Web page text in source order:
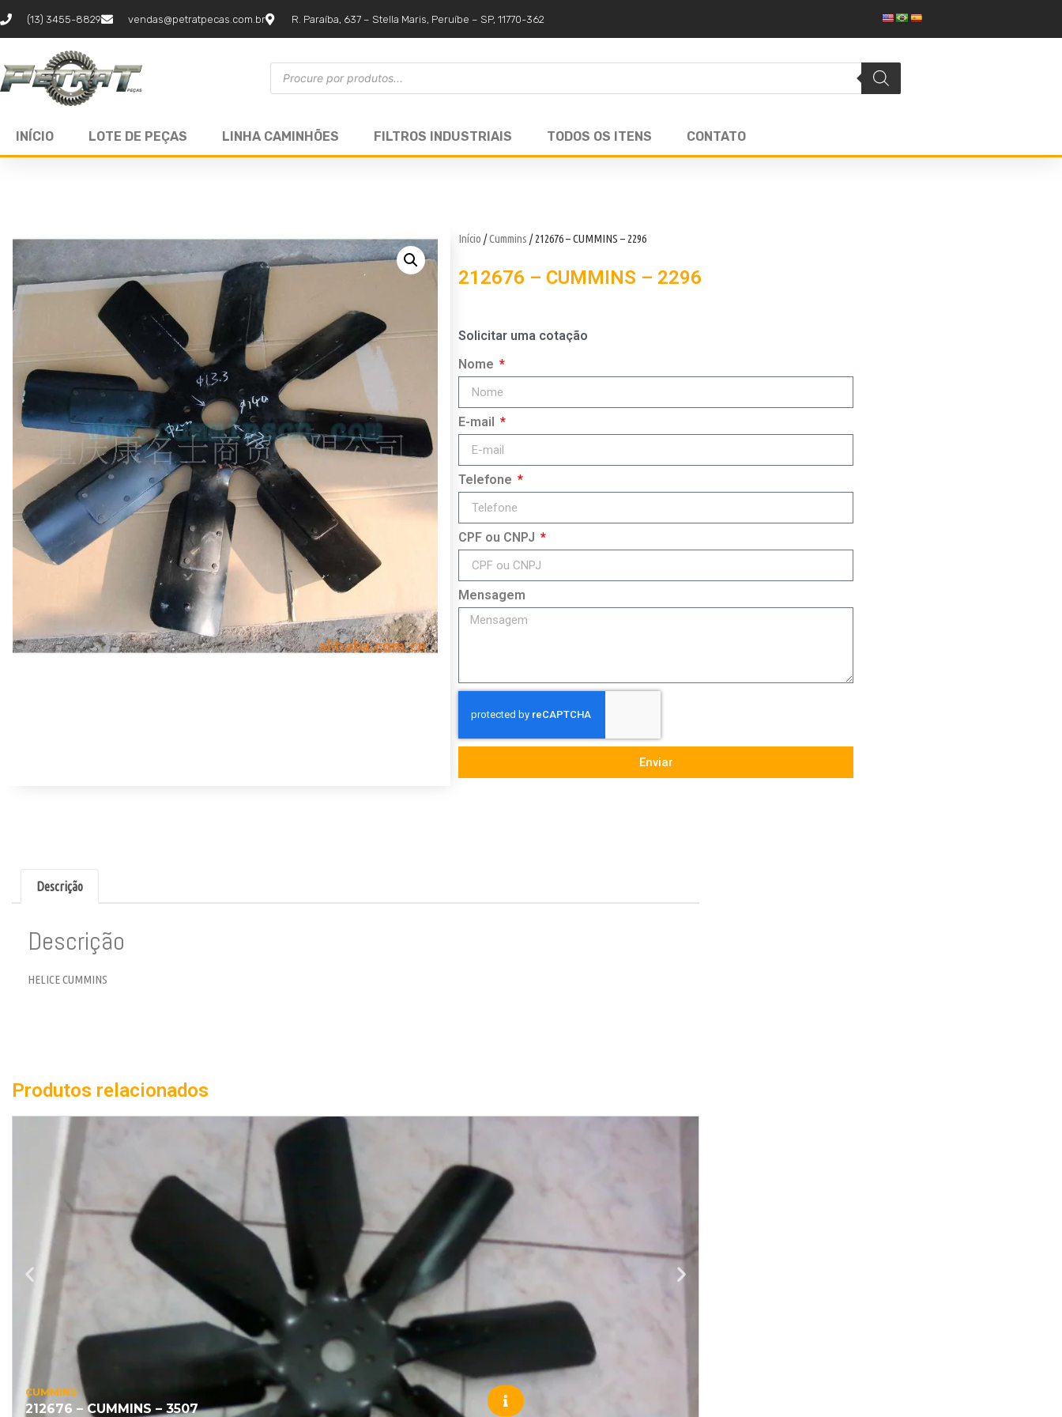
(13) 3455-8829 vendas@petratpecas.com.br R. Paraíba, 637 – Stella Maris, Peruíbe – SP, 11770-362
INÍCIO LOTE DE PEÇAS LINHA CAMINHÕES FILTROS INDUSTRIAIS TODOS OS ITENS CONTATO
Início /Cummins / 212676 – CUMMINS – 2296
212676 – CUMMINS – 2296
Solicitar uma cotação
Nome
E-mail
Telefone
CPF ou CNPJ
Mensagem
Enviar
Descrição
Descrição
HELICE CUMMINS
Produtos relacionados
CUMMINS
212676 – CUMMINS – 3507